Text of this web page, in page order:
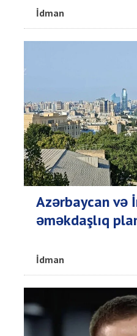
İdman
Azərbaycan və
əməkdaşlıq
İdman